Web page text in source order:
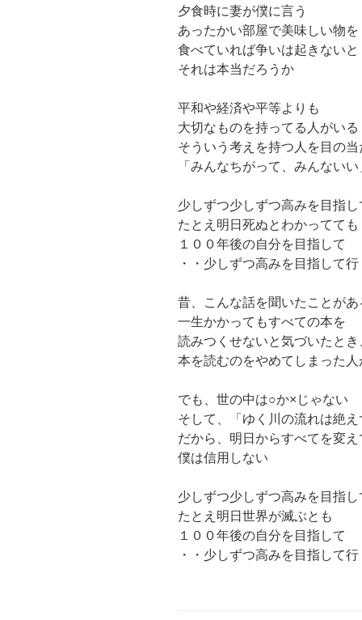
夕食時に妻が僕に言う
あったかい部屋で美味しい物を
食べていれば争いは起きないと
それは本当だろうか
平和や経済や平等よりも
大切なものを持ってる人がいる
そういう考えを持つ人を目の当
「みんなちがって、みんない
少しずつ少しずつ高みを目指し
たとえ明日死ぬとわかってても
１００年後の自分を目指して
・・少しずつ高みを目指して行
昔、こんな話を聞いたことがあ
一生かかってもすべての本を
読みつくせないと気づいたとき
本を読むのをやめてしまった人
でも、世の中は○か×じゃない
そして、「ゆく川の流れは絶え
だから、明日からすべてを変
僕は信用しない
少しずつ少しずつ高みを目指し
たとえ明日世界が滅ぶとも
１００年後の自分を目指して
・・少しずつ高みを目指して行